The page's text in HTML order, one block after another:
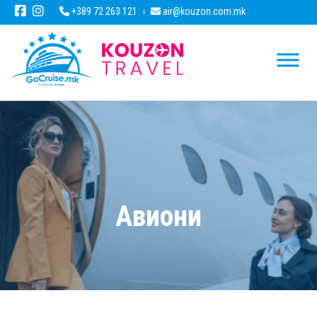
+389 72 263 121 air@kouzon.com.mk
Авиони